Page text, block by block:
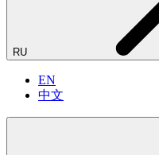
RU
EN
中文